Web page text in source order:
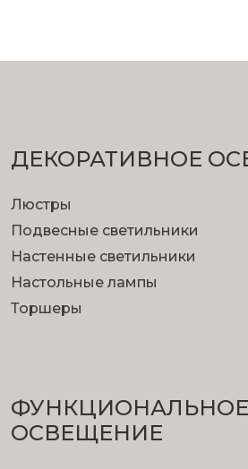
ДЕКОРАТИВНОЕ
Люстры
Подвесные светильники
Настенные светильники
Настольные лампы
Торшеры
ФУНКЦИОНА­ЛЬНОЕ
ОСВЕЩЕНИЕ